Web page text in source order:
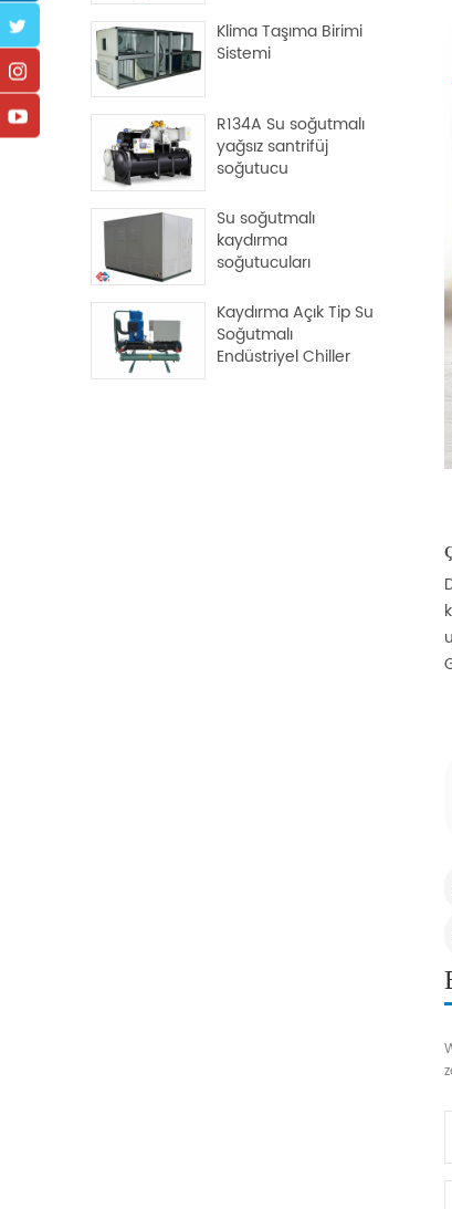
Klima Taşıma Birimi
Sistemi
R134A Su soğutmalı
yağsız santrifüj
soğutucu
Su soğutmalı
kaydırma
soğutucuları
Kaydırma Açık Tip Su
Soğutmalı
Endüstriyel Chiller